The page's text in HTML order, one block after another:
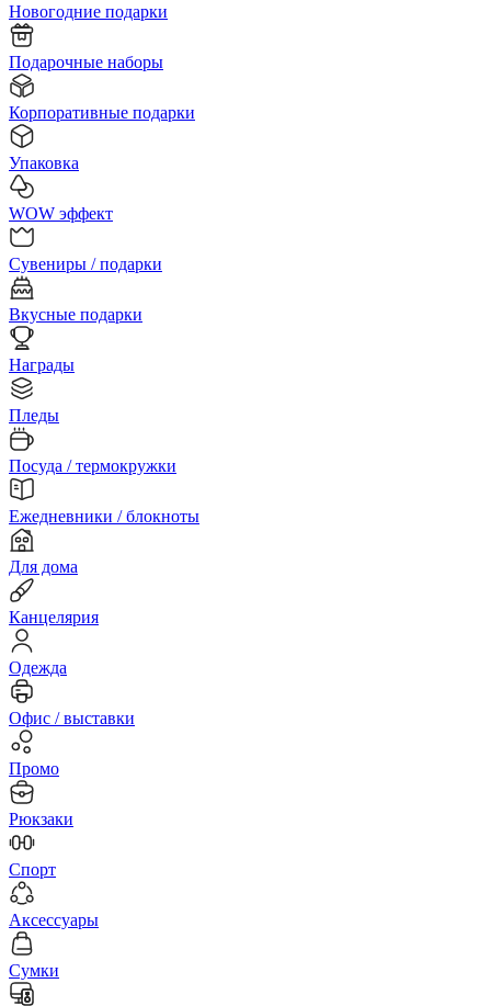
Новогодние подарки
Подарочные наборы
Корпоративные подарки
Упаковка
WOW эффект
Сувениры / подарки
Вкусные подарки
Награды
Пледы
Посуда / термокружки
Ежедневники / блокноты
Для дома
Канцелярия
Одежда
Офис / выставки
Промо
Рюкзаки
Спорт
Аксессуары
Сумки